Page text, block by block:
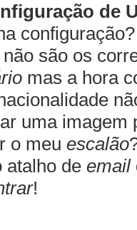
de
configuração?
são os
mas a hora
uma
o meu escalão
atalho de email
!